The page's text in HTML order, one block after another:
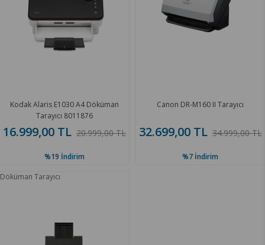
Kodak Alaris E1030 A4 Döküman
Tarayıcı 8011876
16.999,00 TL 20.999,00 TL
%19 İndirim
Canon DR-M160 II Tarayıcı
32.699,00 TL 34.999,00 TL
%7 İndirim
Döküman Tarayıcı